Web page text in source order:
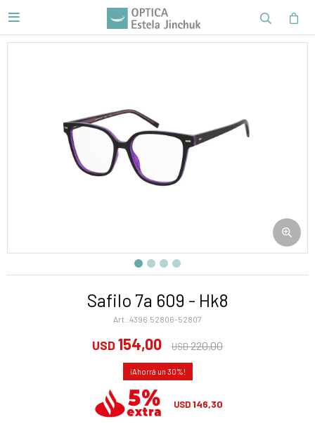

Safilo 7a 609 - Hk8
4396.52806-52807
USD 154,00 USD220,00
30
USD 146,30